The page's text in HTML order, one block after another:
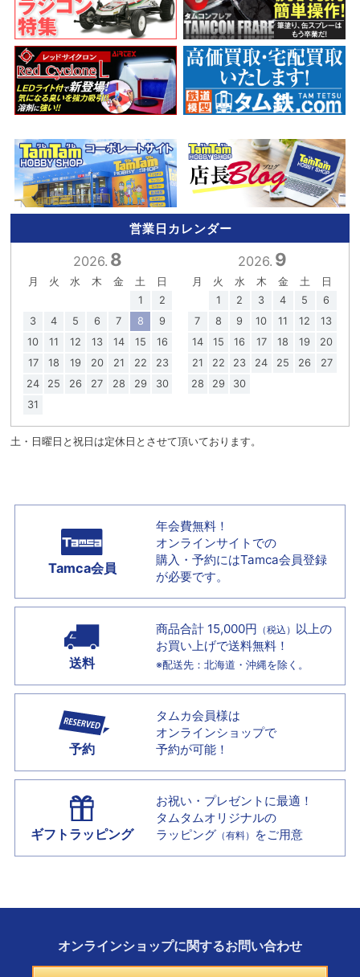
営業日カレンダー
2026. 8
月 火 水 木 金 土
日
1
2
3
4 5 6 7 8
9
10
11 12 13 14 15
16
17
18 19 20 21 22
23
24
25 26 27 28 29
30
31
2026. 9
月 火 水 木 金 土
日
1
2 3 4 5
6
7
8 9 10 11 12
13
14
15 16 17 18 19
20
21
22 23 24 25 26
27
28
29 30
土・日曜日と祝日は定休日とさせて頂いております。
Tamca会員
年会費無料！
オンラインサイトでの
購入・予約にはTamca会員登録
が必要です。
送料
商品合計 15,000円 （税込） 以上の
お買い上げで送料無料！
※配送先：北海道・沖縄を除く。
予約
タムカ会員様は
オンラインショップで
予約が可能！
ギフトラッピング
お祝い・プレゼントに最適！
タムタムオリジナルの
ラッピング （有料） をご用意
オンラインショップに関するお問い合わせ